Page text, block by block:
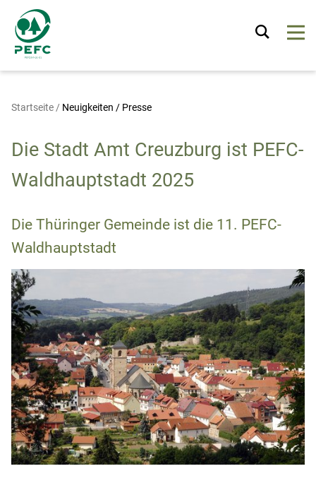
Startseite / Neuigkeiten / Presse
Die Stadt Amt Creuzburg ist PEFC-
Waldhauptstadt 2025
Die Thüringer Gemeinde ist die 11. PEFC-
Waldhauptstadt